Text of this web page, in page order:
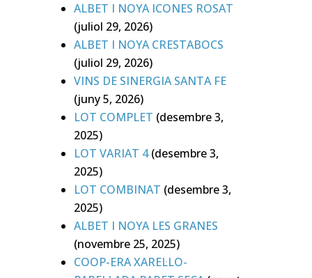
ALBET I NOYA ICONES ROSAT
(juliol 29, 2026)
ALBET I NOYA CRESTABOCS
(juliol 29, 2026)
VINS DE SINERGIA SANTA FE
(juny 5, 2026)
LOT COMPLET (desembre 3,
2025)
LOT VARIAT 4 (desembre 3,
2025)
LOT COMBINAT (desembre 3,
2025)
ALBET I NOYA LES GRANES
(novembre 25, 2025)
COOP-ERA XAREL·LO-